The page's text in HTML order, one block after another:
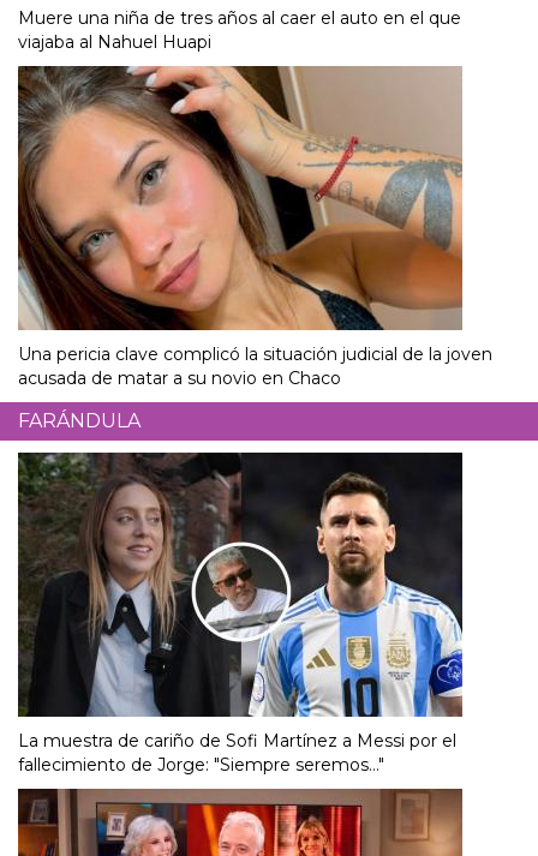
Muere una niña de tres años al caer el auto en el que
viajaba al Nahuel Huapi
Una pericia clave complicó la situación judicial de la joven
acusada de matar a su novio en Chaco
FARÁNDULA
La muestra de cariño de Sofi Martínez a Messi por el
fallecimiento de Jorge: "Siempre seremos..."